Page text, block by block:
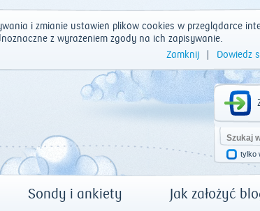
i zmianie ustawień plików cookies w przeglądarce
z wyrażeniem zgody na ich zapisywanie.
Zamknij
Dowiedz
tylko
Sondy i ankiety Jak założyć